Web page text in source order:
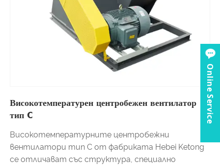
Високотемпературен центробежен вентилатор
тип C
Високотемпературните центробежни
вентилатори тип C от фабриката Hebei Ketong
се отличават със структура, специално
Online Service